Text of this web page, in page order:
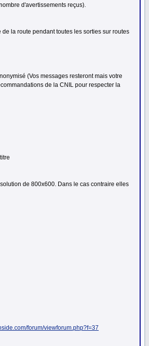
d'avertissements reçus).
la route pendant toutes les sorties sur routes
(Vos messages resteront mais votre
de la CNIL pour respecter la
de 800x600. Dans le cas contraire elles
forum/viewforum.php?f=37